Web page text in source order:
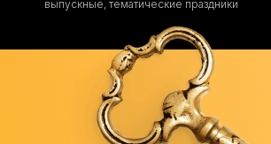
выпускные, тематические праздники